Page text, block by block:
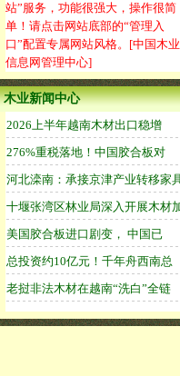
站”服务，功能很强大，操作很简
单！请点击网站底部的“管理入
口”配置专属网站风格。[中国木业
信息网管理中心]
木业新闻中心